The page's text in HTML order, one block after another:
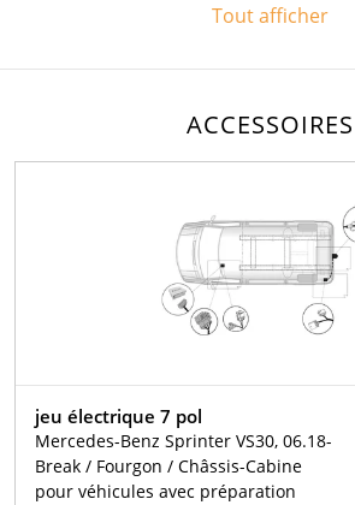
Tout afficher
ACCESSOIRES
jeu électrique 7 pol
Mercedes-Benz Sprinter VS30, 06.18-
Break / Fourgon / Châssis-Cabine
pour véhicules avec préparation